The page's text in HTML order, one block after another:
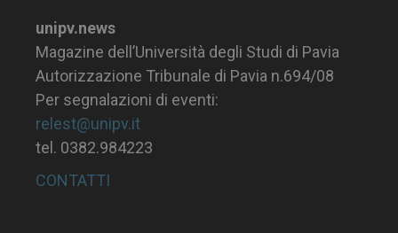
unipv.news
Magazine dell’Università degli Studi di Pavia
Autorizzazione Tribunale di Pavia n.694/08
Per segnalazioni di eventi:
relest@unipv.it
tel. 0382.984223
CONTATTI